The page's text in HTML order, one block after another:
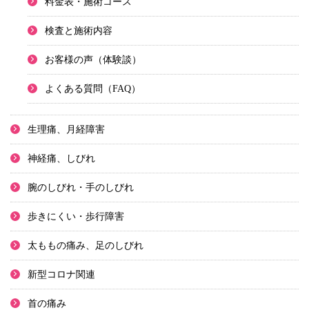
検査と施術内容
お客様の声（体験談）
よくある質問（FAQ）
生理痛、月経障害
神経痛、しびれ
腕のしびれ・手のしびれ
歩きにくい・歩行障害
太ももの痛み、足のしびれ
新型コロナ関連
首の痛み